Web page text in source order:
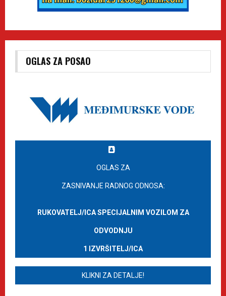
OGLAS ZA POSAO
OGLAS ZA
ZASNIVANJE RADNOG ODNOSA:
RUKOVATELJ/ICA SPECIJALNIM VOZILOM ZA
ODVODNJU
1 IZVRŠITELJ/ICA
KLIKNI ZA DETALJE!